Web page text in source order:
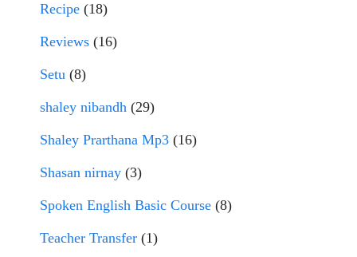
Recipe (18)
Reviews (16)
Setu (8)
shaley nibandh (29)
Shaley Prarthana Mp3 (16)
Shasan nirnay (3)
Spoken English Basic Course (8)
Teacher Transfer (1)